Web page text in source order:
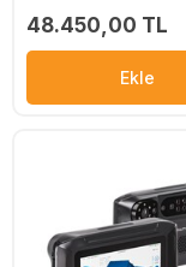
48.450,00 TL
Ekle